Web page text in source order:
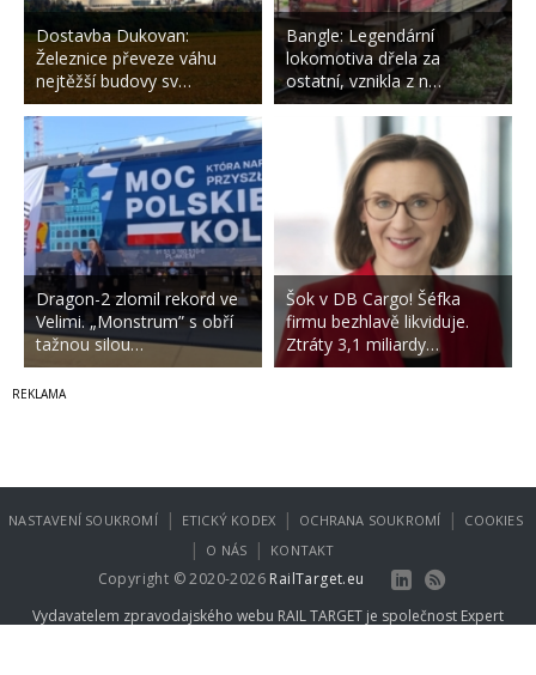
Dostavba Dukovan:
Železnice převeze váhu
nejtěžší budovy sv…
Dragon-2 zlomil rekord ve
Velimi. „Monstrum” s obří
tažnou silou…
Bangle: Legendární
lokomotiva dřela za
ostatní, vznikla z n…
Šok v DB Cargo! Šéfka
firmu bezhlavě likviduje.
Ztráty 3,1 miliardy…
NASTAVENÍ SOUKROMÍ | ETICKÝ KODEX | OCHRANA SOUKROMÍ | COOKIES
| O NÁS | KONTAKT
Copyright © 2020-2026 RailTarget.eu
Vydavatelem zpravodajského webu RAIL TARGET je společnost Expert